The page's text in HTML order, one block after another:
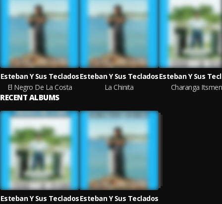
Esteban Y Sus Teclados
El Negro De La Costa
Esteban Y Sus Teclados
La Chinita
Esteban Y Sus
Charanga
RECENT ALBUMS
Esteban Y Sus TecladosEsteban Y Sus Teclados